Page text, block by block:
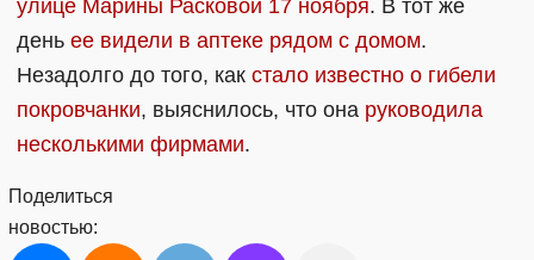
улице Марины Расковой 17 ноября. В тот же
день ее видели в аптеке рядом с домом.
Незадолго до того, как стало известно о гибели
покровчанки, выяснилось, что она руководила
несколькими фирмами.
Поделиться
новостью: